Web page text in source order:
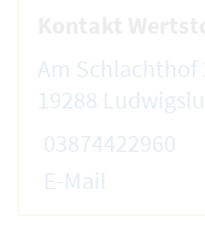
Am Schlachthof
19288
03874422960
E-Mail